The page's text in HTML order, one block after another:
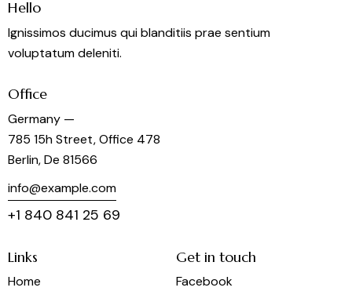
Hello
Ignissimos ducimus qui blanditiis prae sentium
voluptatum deleniti.
Office
Germany —
785 15h Street, Office 478
Berlin, De 81566
info@example.com
+1 840 841 25 69
Links
Home
Get in touch
Facebook